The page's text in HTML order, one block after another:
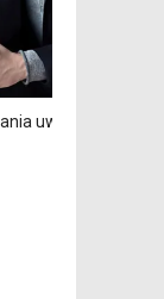
uwagi.